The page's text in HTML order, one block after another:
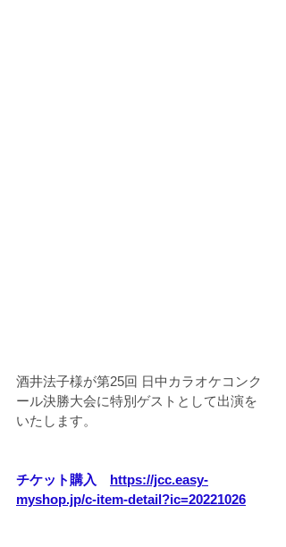
酒井法子様が第25回 日中カラオケコンク
ール決勝大会に特別ゲストとして出演を
いたします。
チケット購入 https://jcc.easy-
myshop.jp/c-item-detail?ic=20221026